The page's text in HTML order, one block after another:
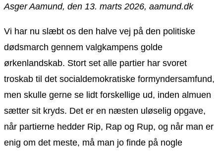
Asger Aamund, den 13. marts 2026, aamund.dk
Vi har nu slæbt os den halve vej på den politiske
dødsmarch gennem valgkampens golde
ørkenlandskab. Stort set alle partier har svoret
troskab til det socialdemokratiske formyndersamfund,
men skulle gerne se lidt forskellige ud, inden almuen
sætter sit kryds. Det er en næsten uløselig opgave,
når partierne hedder Rip, Rap og Rup, og når man er
enig om det meste, må man jo finde på nogle